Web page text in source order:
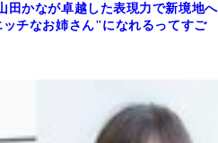
田かなが卓越した表現力で新境地へ
ッチなお姉さん"になれるってすご